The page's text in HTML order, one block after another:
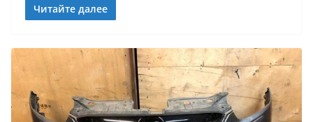
Читайте далее